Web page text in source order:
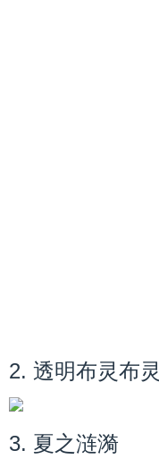
2. 透明布灵布灵
3. 夏之涟漪